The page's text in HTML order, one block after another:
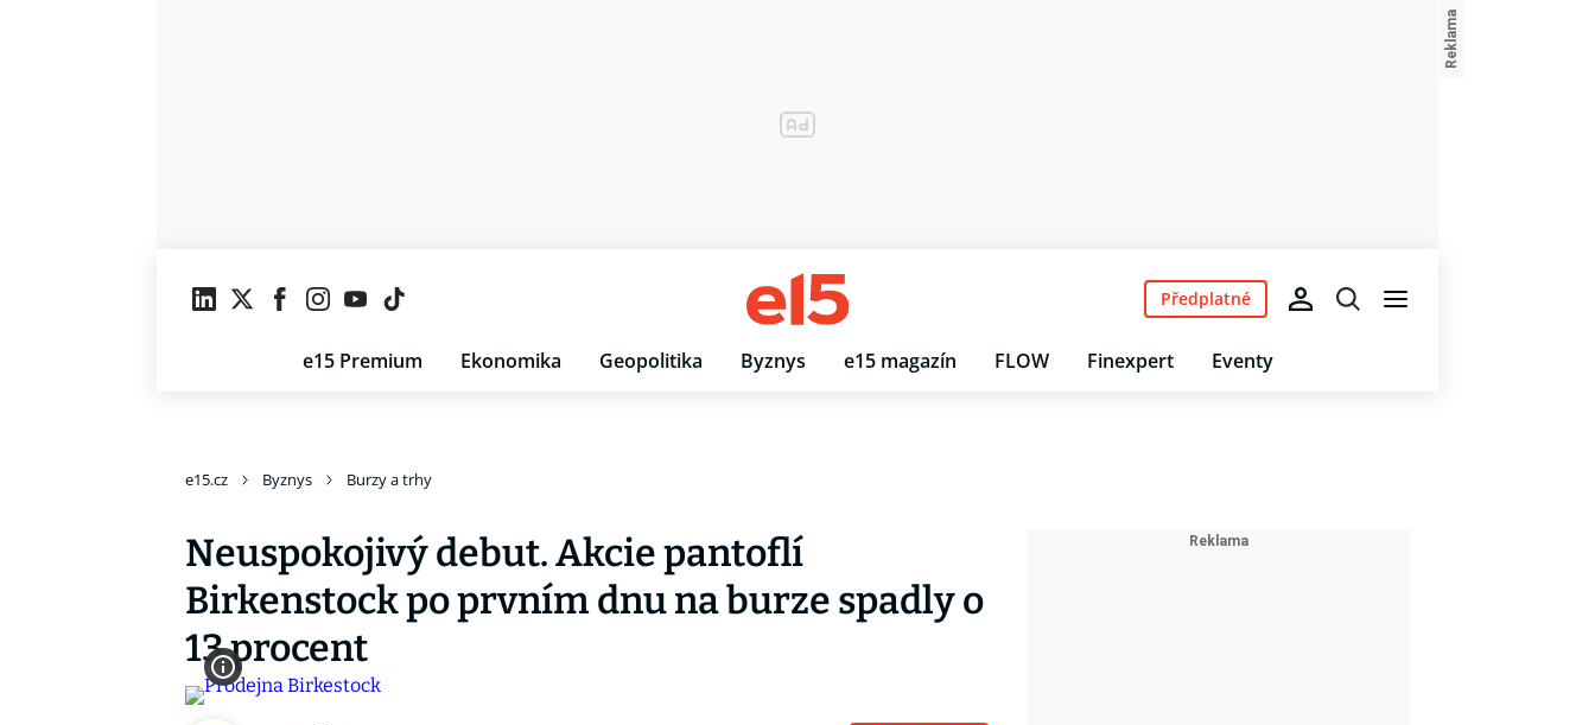
e15 Premium Ekonomika Geopolitika Byznys e15 magazín FLOW Finexpert Eventy
Předplatné
e15.cz Byznys Burzy a trhy
Neuspokojivý debut. Akcie pantoflí
Birkenstock po prvním dnu na burze spadly o
13 procent